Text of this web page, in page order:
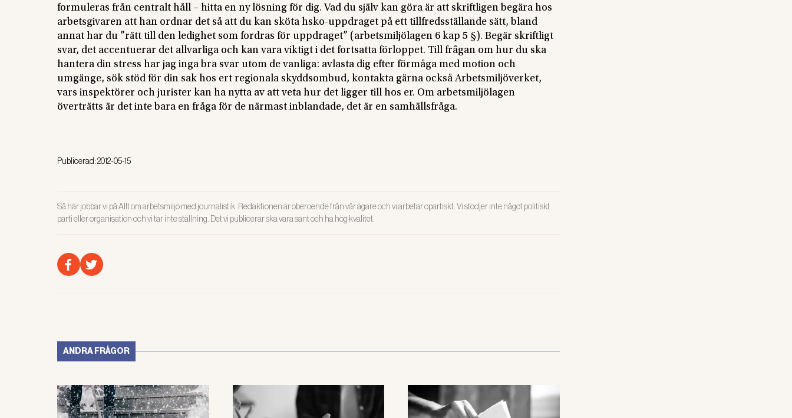
formuleras från centralt håll – hitta en ny lösning för dig. Vad du själv kan göra är att skriftligen begära hos
arbetsgivaren att han ordnar det så att du kan sköta hsko-uppdraget på ett tillfredsställande sätt, bland
annat har du ”rätt till den ledighet som fordras för uppdraget” (arbetsmiljölagen 6 kap 5 §). Begär skriftligt
svar, det accentuerar det allvarliga och kan vara viktigt i det fortsatta förloppet. Till frågan om hur du ska
hantera din stress har jag inga bra svar utom de vanliga: avlasta dig efter förmåga med motion och
umgänge, sök stöd för din sak hos ert regionala skyddsombud, kontakta gärna också Arbetsmiljöverket,
vars inspektörer och jurister kan ha nytta av att veta hur det ligger till hos er. Om arbetsmiljölagen
överträtts är det inte bara en fråga för de närmast inblandade, det är en samhällsfråga.
Publicerad:2012-05-15
Så här jobbar vi på Allt om arbetsmiljö med journalistik. Redaktionen är oberoende från vår ägare och vi arbetar opartiskt. Vi stödjer inte något politiskt
parti eller organisation och vi tar inte ställning. Det vi publicerar ska vara sant och ha hög kvalitet.
ANDRA FRÅGOR